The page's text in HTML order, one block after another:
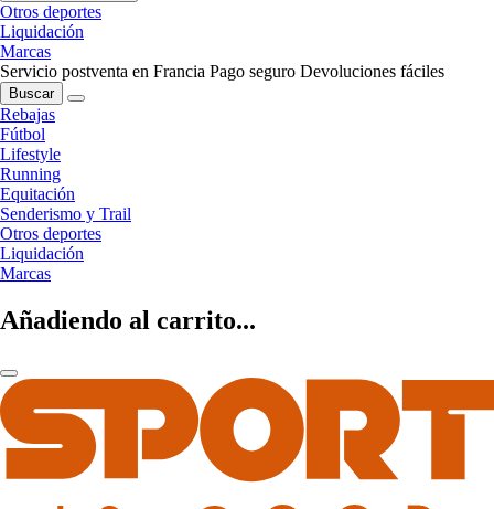
Otros deportes
Liquidación
Marcas
Servicio postventa en Francia Pago seguro Devoluciones fáciles
Buscar
Rebajas
Fútbol
Lifestyle
Running
Equitación
Senderismo y Trail
Otros deportes
Liquidación
Marcas
Añadiendo al carrito...